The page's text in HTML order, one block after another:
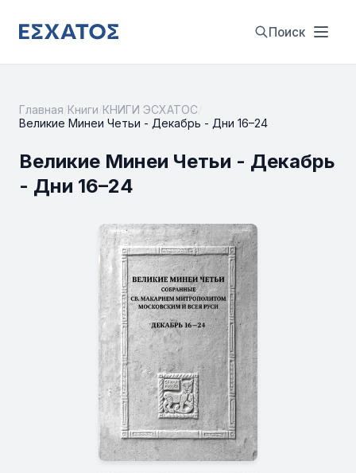
Поиск
Главная Книги КНИГИ ЭСХАТОС
Великие Минеи Четьи - Декабрь - Дни 16–24
Великие Минеи Четьи - Декабрь
- Дни 16–24